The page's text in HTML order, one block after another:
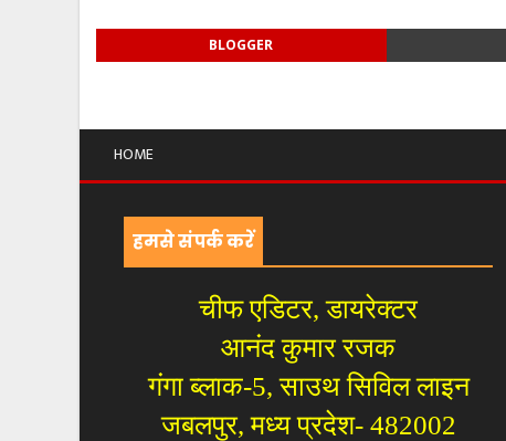
BLOGGER
HOME
हमसे संपर्क करें
चीफ एडिटर, डायरेक्टर
आनंद कुमार रजक
गंगा ब्लाक-5, साउथ सिविल लाइन
जबलपुर, मध्य प्रदेश- 482002